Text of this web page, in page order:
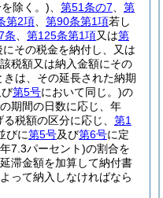
除く。)
第51条の7
第
第2項 第90条第1項若し
条 第125条第1項又は第
その税金を納付し、又は
税額又は納入金額にその
は、その延長された納期
第5号において同じ。)の
期間の日数に応じ、年
る税額の区分に応じ、 第1
びに第5号及び第6号に定
7.3パーセント)の割合を
滞金額を加算して納付書
って納入しなければなら